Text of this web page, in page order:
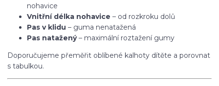
nohavice
Vnitřní délka nohavice – od rozkroku dolů
Pas v klidu – guma nenatažená
Pas natažený– maximální roztažení gumy
Doporučujeme přeměřit oblíbené kalhoty dítěte a porovnat
s tabulkou.